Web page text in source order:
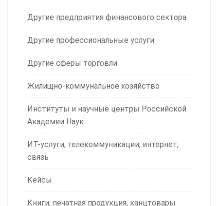
Другие предприятия финансового сектора
Другие профессиональные услуги
Другие сферы торговли
Жилищно-коммунальное хозяйство
Институты и научные центры Российской
Академии Наук
ИТ-услуги, телекоммуникации, интернет,
связь
Кейсы
Книги, печатная продукция, канцтовары